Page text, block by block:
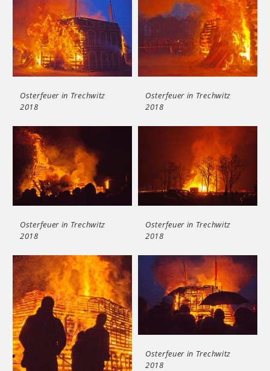
Osterfeuer in Trechwitz
2018
Osterfeuer in Trechwitz
2018
Osterfeuer in Trechwitz
2018
Osterfeuer in Trechwitz
2018
Osterfeuer in Trechwitz
2018